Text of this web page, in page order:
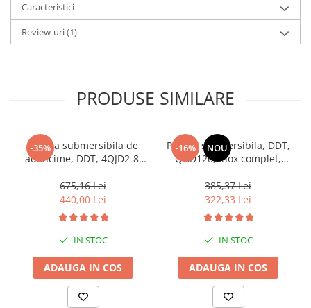
Caracteristici
Review-uri(1)
PRODUSE SIMILARE
-35%
Pompa submersibila de
adancime, DDT, 4QJD2-8,
25 metri cablu
675,16 Lei
440,00 Lei
IN STOC
ADAUGA IN COS
-16% NOU
Pompa submersibila, DDT,
QGD120, Inox complet,
protectie, 20 m cablu, 120
m, 3 m³/h
385,37 Lei
322,33 Lei
IN STOC
ADAUGA IN COS